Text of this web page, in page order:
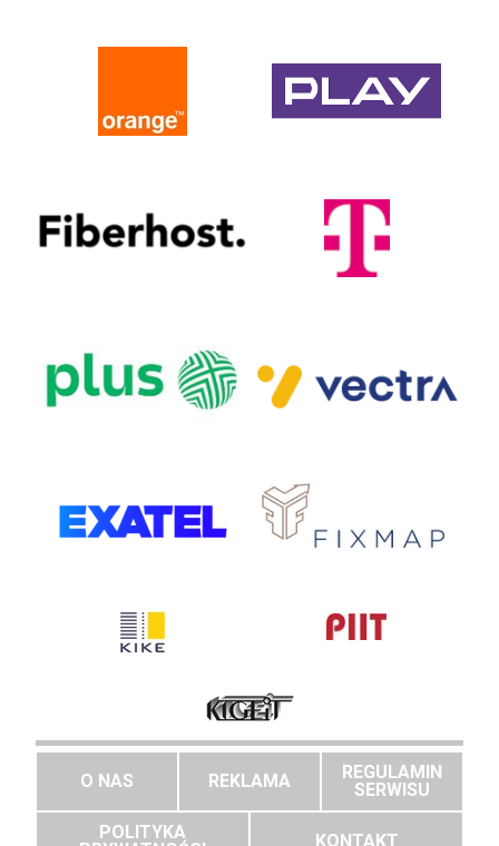
O NAS REKLAMA
REGULAMIN
SERWISU
POLITYKA
KONTAKT